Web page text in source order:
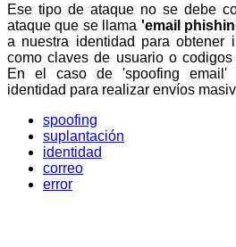
Ese tipo de ataque no se debe
ataque que se llama 'email
a nuestra identidad para obtener
como claves de usuario o
En el caso de 'spoofing email'
identidad para realizar envíos
spoofing
suplantación
identidad
correo
error